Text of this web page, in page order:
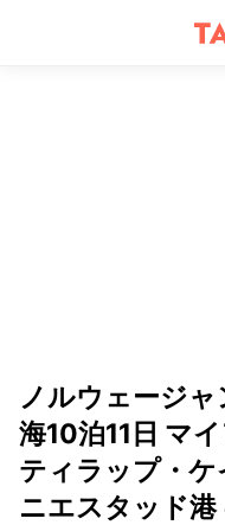
ノルウェージ
海10泊11日 マ
ティラップ・
ニエスタッド